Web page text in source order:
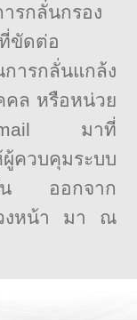
รกลั่นกรอง
ขัดต่อ
ารกลั่นแกล้ง
คล หรือหน่วย
มาที่
ผู้ควบคุมระบบ
นั้น ออกจาก
งหน้า มา ณ